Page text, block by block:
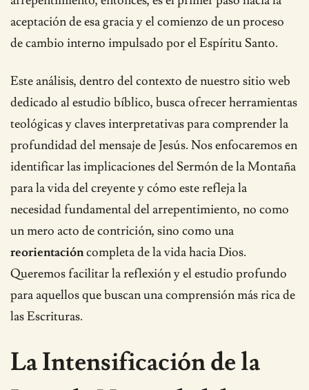
aceptación de esa gracia y el comienzo de un proceso
de cambio interno impulsado por el Espíritu Santo.
Este análisis, dentro del contexto de nuestro sitio web
dedicado al estudio bíblico, busca ofrecer herramientas
teológicas y claves interpretativas para comprender la
profundidad del mensaje de Jesús. Nos enfocaremos en
identificar las implicaciones del Sermón de la Montaña
para la vida del creyente y cómo este refleja la
necesidad fundamental del arrepentimiento, no como
un mero acto de contrición, sino como una
reorientacióncompleta de la vida hacia Dios.
Queremos facilitar la reflexión y el estudio profundo
para aquellos que buscan una comprensión más rica de
las Escrituras.
La Intensificación de la